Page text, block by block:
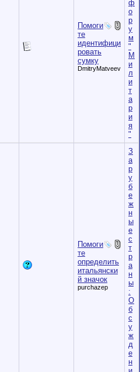
Помоги
те
идентифици
ровать
сумку
DmitryMatveev
ф
о
р
у
м
"
М
и
л
и
т
а
р
и
я
"
Помоги
те
определить
итальянски
й значок
purchazep
З
а
р
у
б
е
ж
н
ы
е
с
т
р
а
н
ы
:
О
б
с
у
ж
д
е
н